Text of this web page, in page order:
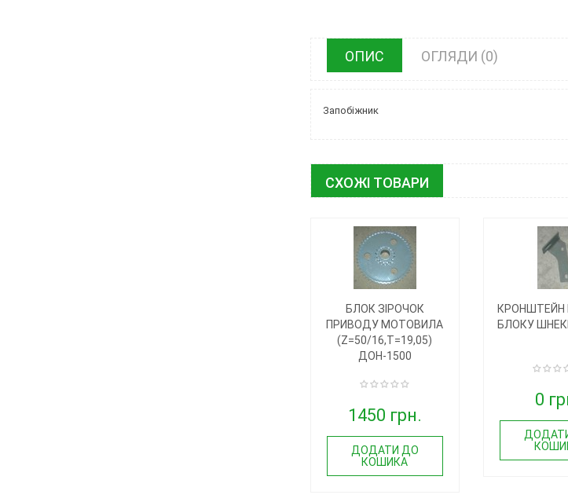
ОПИС ОГЛЯДИ (0)
Запобіжник
СХОЖІ ТОВАРИ
БЛОК ЗІРОЧОК
ПРИВОДУ МОТОВИЛА
(Z=50/16,T=19,05)
ДОН-1500
1450 грн.
ДОДАТИ ДО
КОШИКА
КРОНШТЕЙН
БЛОКУ
0